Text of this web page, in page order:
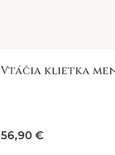
Vtáčia klietka
56,90 €